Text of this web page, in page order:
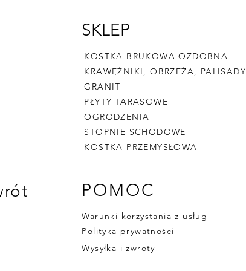
SKLEP
KOSTKA BRUKOWA OZDOBNA
KRAWĘŻNIKI, OBRZEŻA, PALISADY
GRANIT
PŁYTY TARASOWE
OGRODZENIA
STOPNIE SCHODOWE
KOSTKA PRZEMYSŁOWA
POMOC
Warunki korzystania z usług
Polityka prywatności
Wysyłka i zwroty